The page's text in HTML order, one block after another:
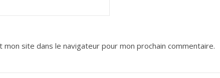
site dans le navigateur pour mon prochain commentaire.